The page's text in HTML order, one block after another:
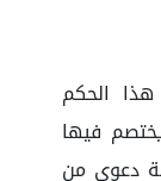
هذا الحكم
فيها
دعوى من